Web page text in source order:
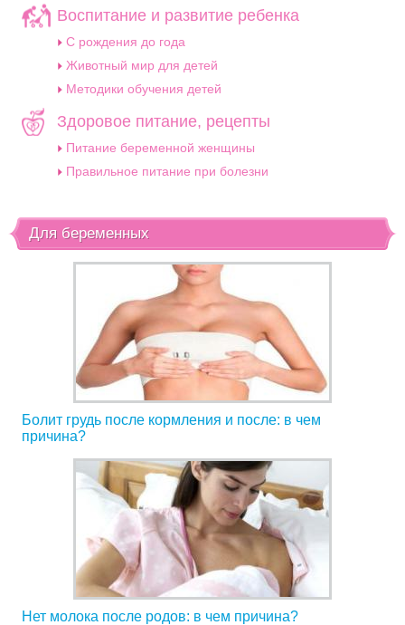
Воспитание и развитие ребенка
C рождения до года
Животный мир для детей
Методики обучения детей
Здоровое питание, рецепты
Питание беременной женщины
Правильное питание при болезни
Для беременных
Болит грудь после кормления и после: в чем
причина?
Нет молока после родов: в чем причина?